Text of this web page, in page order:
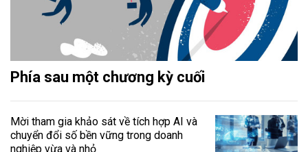
Phía sau một chương kỳ cuối
Mời tham gia khảo sát về tích hợp AI và
chuyển đổi số bền vững trong doanh
nghiệp vừa và nhỏ